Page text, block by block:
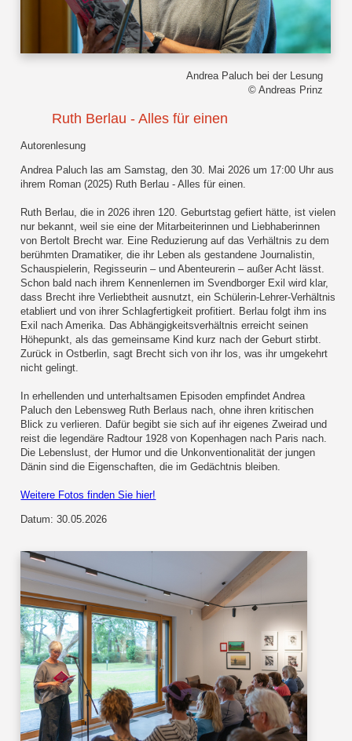
Andrea Paluch bei der Lesung
© Andreas Prinz
Ruth Berlau - Alles für einen
Autorenlesung
Andrea Paluch las am Samstag, den 30. Mai 2026 um 17:00 Uhr aus
ihrem Roman (2025) Ruth Berlau - Alles für einen.
Ruth Berlau, die in 2026 ihren 120. Geburtstag gefiert hätte, ist vielen
nur bekannt, weil sie eine der Mitarbeiterinnen und Liebhaberinnen
von Bertolt Brecht war. Eine Reduzierung auf das Verhältnis zu dem
berühmten Dramatiker, die ihr Leben als gestandene Journalistin,
Schauspielerin, Regisseurin – und Abenteurerin – außer Acht lässt.
Schon bald nach ihrem Kennenlernen im Svendborger Exil wird klar,
dass Brecht ihre Verliebtheit ausnutzt, ein Schülerin-Lehrer-Verhältnis
etabliert und von ihrer Schlagfertigkeit profitiert. Berlau folgt ihm ins
Exil nach Amerika. Das Abhängigkeitsverhältnis erreicht seinen
Höhepunkt, als das gemeinsame Kind kurz nach der Geburt stirbt.
Zurück in Ostberlin, sagt Brecht sich von ihr los, was ihr umgekehrt
nicht gelingt.
In erhellenden und unterhaltsamen Episoden empfindet Andrea
Paluch den Lebensweg Ruth Berlaus nach, ohne ihren kritischen
Blick zu verlieren. Dafür begibt sie sich auf ihr eigenes Zweirad und
reist die legendäre Radtour 1928 von Kopenhagen nach Paris nach.
Die Lebenslust, der Humor und die Unkonventionalität der jungen
Dänin sind die Eigenschaften, die im Gedächtnis bleiben.
Weitere Fotos finden Sie hier!
Datum: 30.05.2026